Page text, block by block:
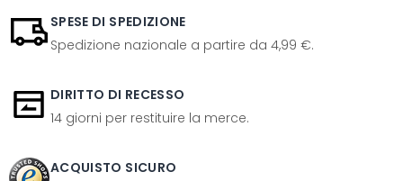
SPESE DI SPEDIZIONE
Spedizione nazionale a partire da 4,99 €.
DIRITTO DI RECESSO
14 giorni per restituire la merce.
ACQUISTO SICURO